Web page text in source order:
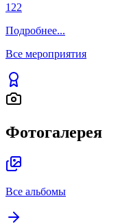
122
Подробнее...
Все мероприятия
Фотогалерея
Все альбомы